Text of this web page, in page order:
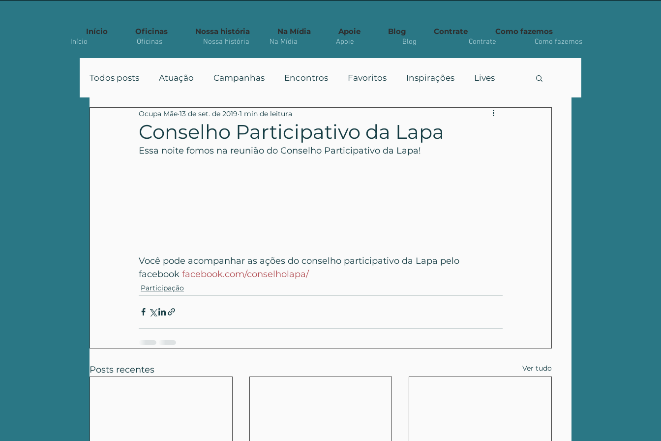
Início Oficinas Nossa história Na Mídia Apoie Blog Contrate Como fazemos
Todos posts Atuação Campanhas Encontros Favoritos Inspirações Lives
Participação Políticas Públicas Você Sabia?
Artigo Acadêmico
Conselho Participativo da Lapa
Ocupa Mãe 13 de set. de 2019 1 min de leitura
Essa noite fomos na reunião do Conselho Participativo da Lapa!
Você pode acompanhar as ações do conselho participativo da Lapa pelo
facebook facebook.com/conselholapa/
Participação
Posts recentes Ver tudo
Início Oficinas Nossa história Na Mídia Apoie Blog Contrate Como fazemos